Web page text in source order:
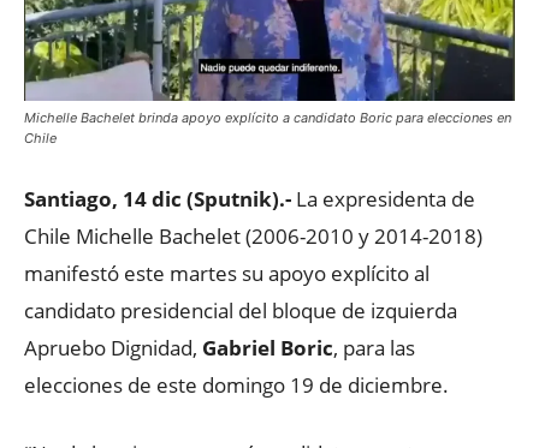
Michelle Bachelet brinda apoyo explícito a candidato Boric para elecciones en
Chile
Santiago, 14 dic (Sputnik).- La expresidenta de
Chile Michelle Bachelet (2006-2010 y 2014-2018)
manifestó este martes su apoyo explícito al
candidato presidencial del bloque de izquierda
Apruebo Dignidad, Gabriel Boric, para las
elecciones de este domingo 19 de diciembre.